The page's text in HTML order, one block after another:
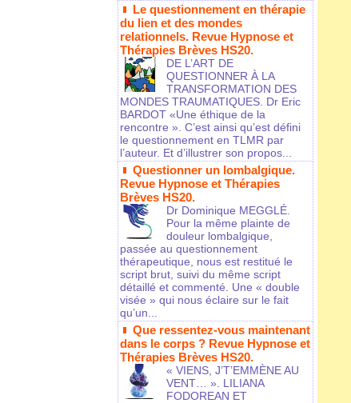
Le questionnement en thérapie
du lien et des mondes
relationnels. Revue Hypnose et
Thérapies Brèves HS20.
DE L’ART DE
QUESTIONNER À LA
TRANSFORMATION DES
MONDES TRAUMATIQUES. Dr Eric
BARDOT «Une éthique de la
rencontre ». C’est ainsi qu’est défini
le questionnement en TLMR par
l’auteur. Et d’illustrer son propos...
Questionner un lombalgique.
Revue Hypnose et Thérapies
Brèves HS20.
Dr Dominique MEGGLÉ.
Pour la même plainte de
douleur lombalgique,
passée au questionnement
thérapeutique, nous est restitué le
script brut, suivi du même script
détaillé et commenté. Une « double
visée » qui nous éclaire sur le fait
qu’un...
Que ressentez-vous maintenant
dans le corps ? Revue Hypnose et
Thérapies Brèves HS20.
« VIENS, J’T’EMMÈNE AU
VENT… ». LILIANA
FODOREAN ET